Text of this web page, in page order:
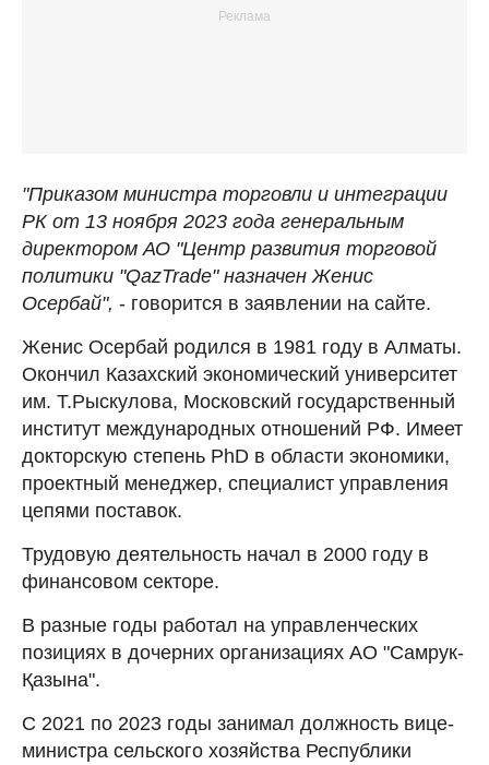
"Приказом министра торговли и интеграции
РК от 13 ноября 2023 года генеральным
директором АО "Центр развития торговой
политики "QazTrade" назначен Женис
Осербай", - говорится в заявлении на сайте.
Женис Осербай родился в 1981 году в Алматы.
Окончил Казахский экономический университет
им. Т.Рыскулова, Московский государственный
институт международных отношений РФ. Имеет
докторскую степень PhD в области экономики,
проектный менеджер, специалист управления
цепями поставок.
Трудовую деятельность начал в 2000 году в
финансовом секторе.
В разные годы работал на управленческих
позициях в дочерних организациях АО "Самрук-
Қазына".
С 2021 по 2023 годы занимал должность вице-
министра сельского хозяйства Республики